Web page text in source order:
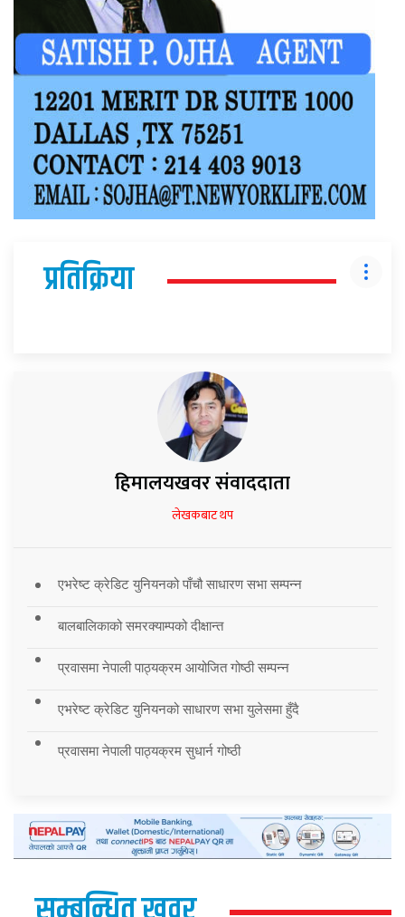
प्रतिक्रिया
हिमालयखवर संवाददाता
लेखकबाट थप
एभरेष्ट क्रेडिट युनियनको पाँचौ साधारण सभा सम्पन्न
बालबालिकाको समरक्याम्पको दीक्षान्त
प्रवासमा नेपाली पाठ्यक्रम आयोजित गोष्ठी सम्पन्न
एभरेष्ट क्रेडिट युनियनको साधारण सभा युलेसमा हुँदै
प्रवासमा नेपाली पाठ्यक्रम सुधार्न गोष्ठी